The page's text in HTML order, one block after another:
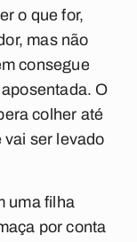
o que for,
mas não
consegue
O
colher até
vai ser levado
uma filha
por conta